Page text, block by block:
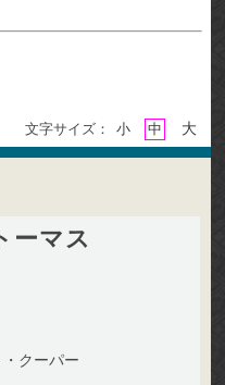
文字サイズ： 小 中 大
ーマス
クーパー